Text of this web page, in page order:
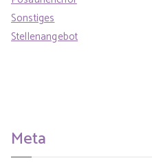
Sonstiges
Stellenangebot
Meta